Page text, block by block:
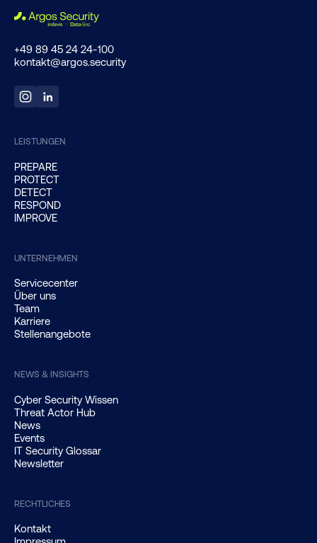
+49 89 45 24 24-100
kontakt@argos.security
LEISTUNGEN
PREPARE
PROTECT
DETECT
RESPOND
IMPROVE
UNTERNEHMEN
Servicecenter
Über uns
Team
Karriere
Stellenangebote
NEWS & INSIGHTS
Cyber Security Wissen
Threat Actor Hub
News
Events
IT Security Glossar
Newsletter
RECHTLICHES
Kontakt